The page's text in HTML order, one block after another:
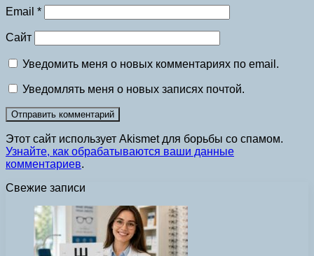
Email *
Сайт
Уведомить меня о новых комментариях по email.
Уведомлять меня о новых записях почтой.
Этот сайт использует Akismet для борьбы со спамом.
Узнайте, как обрабатываются ваши данные
комментариев.
Свежие записи